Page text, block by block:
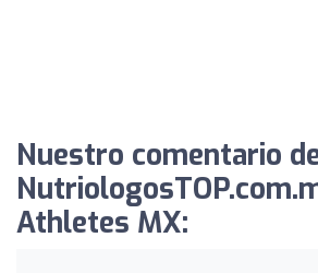
Nuestro comentario
Athletes MX: